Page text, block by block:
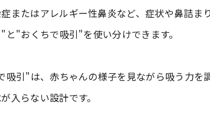
またはアレルギー性鼻炎など、症状や鼻詰
と"おくちで吸引"を使い分けできます。
吸引"は、赤ちゃんの様子を見ながら吸う力を
入らない設計です。